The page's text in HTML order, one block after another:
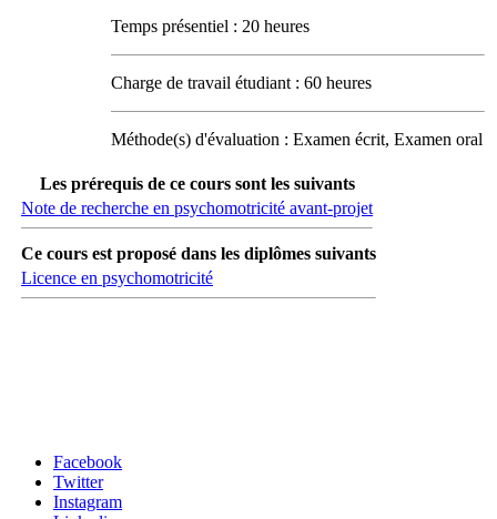
Temps présentiel : 20 heures
Charge de travail étudiant : 60 heures
Méthode(s) d'évaluation : Examen écrit, Examen oral
Les prérequis de ce cours sont les suivants
Note de recherche en psychomotricité avant-projet
Ce cours est proposé dans les diplômes suivants
Licence en psychomotricité
Facebook
Twitter
Instagram